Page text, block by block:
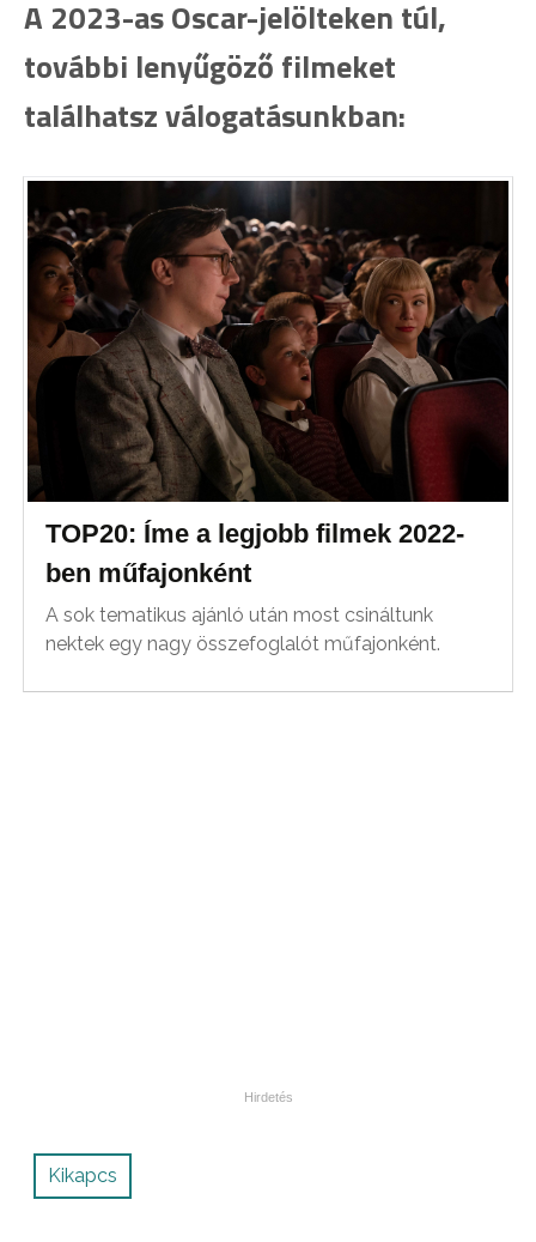
A 2023-as Oscar-jelölteken túl,
további lenyűgöző filmeket
találhatsz válogatásunkban:
TOP20: Íme a legjobb filmek 2022-
ben műfajonként
A sok tematikus ajánló után most csináltunk
nektek egy nagy összefoglalót műfajonként.
Kikapcs